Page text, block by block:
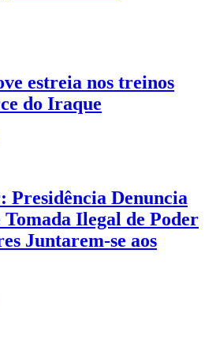
estreia nos treinos
do Iraque
Presidência Denuncia
Ilegal de Poder
Juntarem-se aos